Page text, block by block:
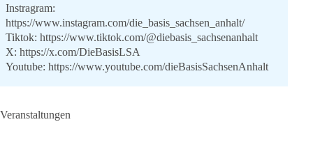
Instragram:
https://www.instagram.com/die_basis_sachsen_anhalt/
Tiktok: https://www.tiktok.com/@diebasis_sachsenanhalt
X: https://x.com/DieBasisLSA
Youtube: https://www.youtube.com/dieBasisSachsenAnhalt
Veranstaltungen